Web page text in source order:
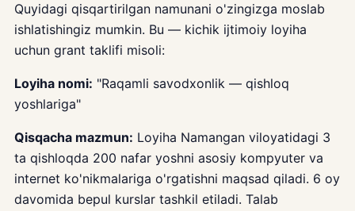
Quyidagi qisqartirilgan namunani o'zingizga moslab
ishlatishingiz mumkin. Bu — kichik ijtimoiy loyiha
uchun grant taklifi misoli:
Loyiha nomi: "Raqamli savodxonlik — qishloq
yoshlariga"
Qisqacha mazmun: Loyiha Namangan viloyatidagi 3
ta qishloqda 200 nafar yoshni asosiy kompyuter va
internet ko'nikmalariga o'rgatishni maqsad qiladi. 6 oy
davomida bepul kurslar tashkil etiladi. Talab